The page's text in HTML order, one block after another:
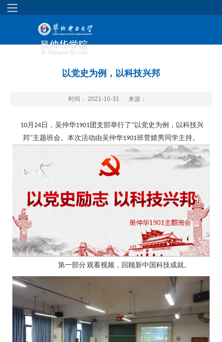
以党史为例，以科技兴邦
时间： 2021-10-31 来源：
10月 24日，吴仲华1901团支部举行了“以党史为例，以科技兴
邦”主题班会。本次活动由吴仲华1901班菅婧男同学主持。
第一部分观看视频，回顾新中国科技成就。